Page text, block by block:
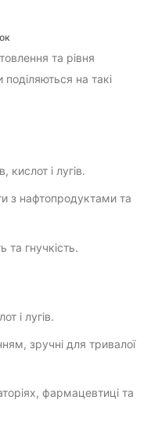
та рівня
поділяються на такі
кислот і лугів.
з нафтопродуктами та
та гнучкість.
і лугів.
зручні для тривалої
фармацевтиці та